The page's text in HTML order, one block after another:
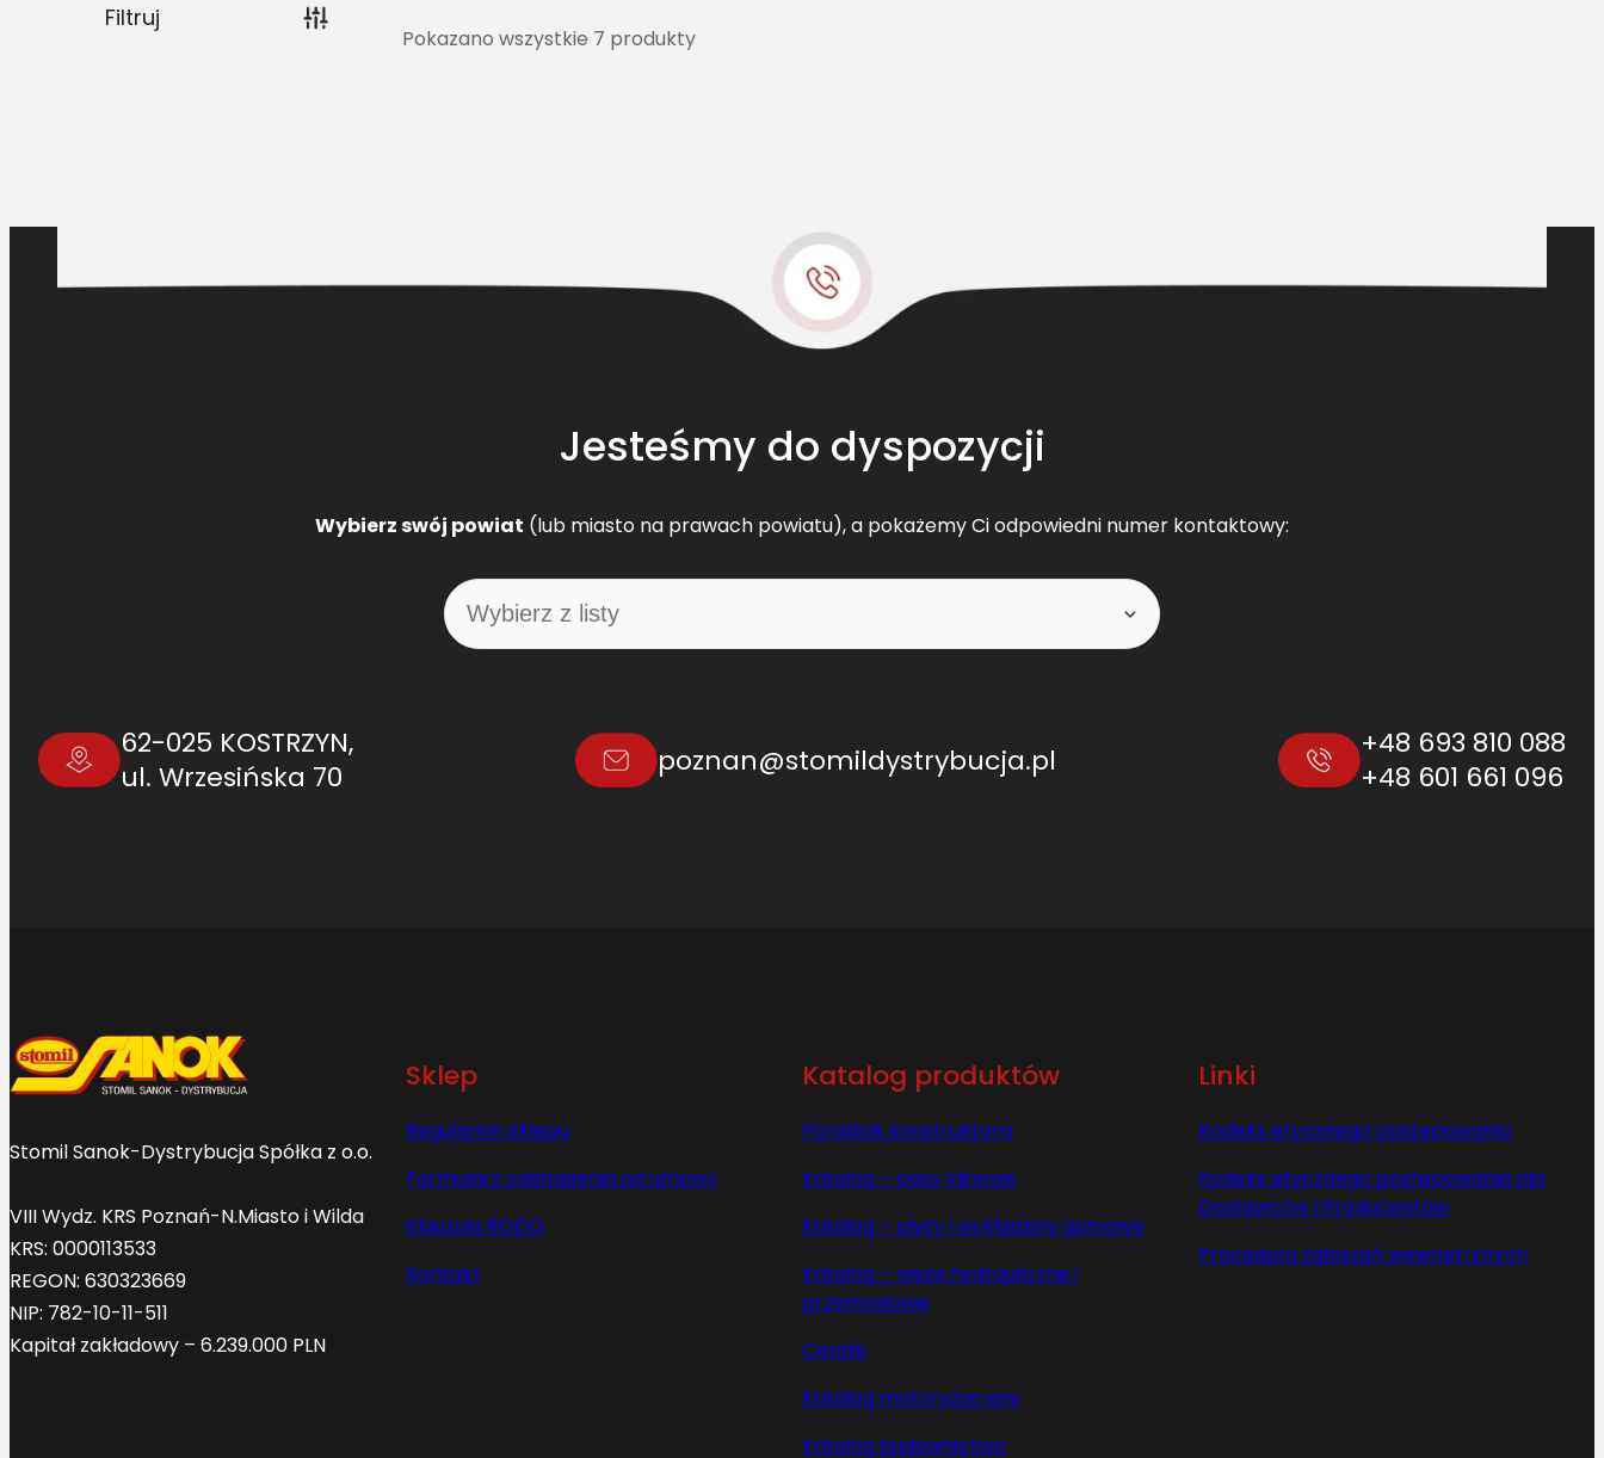
Filtruj
Pokazano wszystkie 7 produkty
Jesteśmy do dyspozycji
Wybierz swój powiat (lub miasto na prawach powiatu), a pokażemy Ci odpowiedni numer kontaktowy:
62-025 KOSTRZYN,
ul. Wrzesińska 70
poznan@stomildystrybucja.pl
+48 693 810 088
+48 601 661 096
Stomil Sanok-Dystrybucja Spółka z o.o.
VIII Wydz. KRS Poznań-N.Miasto i Wilda
KRS: 0000113533
REGON: 630323669
NIP: 782-10-11-511
Kapitał zakładowy – 6.239.000 PLN
Sklep
Regulamin sklepu
Formularz odstąpienia od umowy
Klauzula RODO
Kontakt
Katalog produktów
Poradnik konstruktora
Katalog – pasy klinowe
Katalog – płyty i wykładziny gumowe
Katalog – węże hydrauliczne i
przemysłowe
Cennik
Katalog motoryzacyjny
Katalog budownictwo
Linki
Kodeks etycznego postępowania
Kodeks etycznego postępowania dla
Dostawców i Producentów
Procedura zgłoszeń wewnętrznych